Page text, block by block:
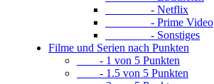
- Netflix
- Prime Video
- Sonstiges
Filme und Serien nach Punkten
- 1 von 5 Punkten
- 1.5 von 5 Punkten